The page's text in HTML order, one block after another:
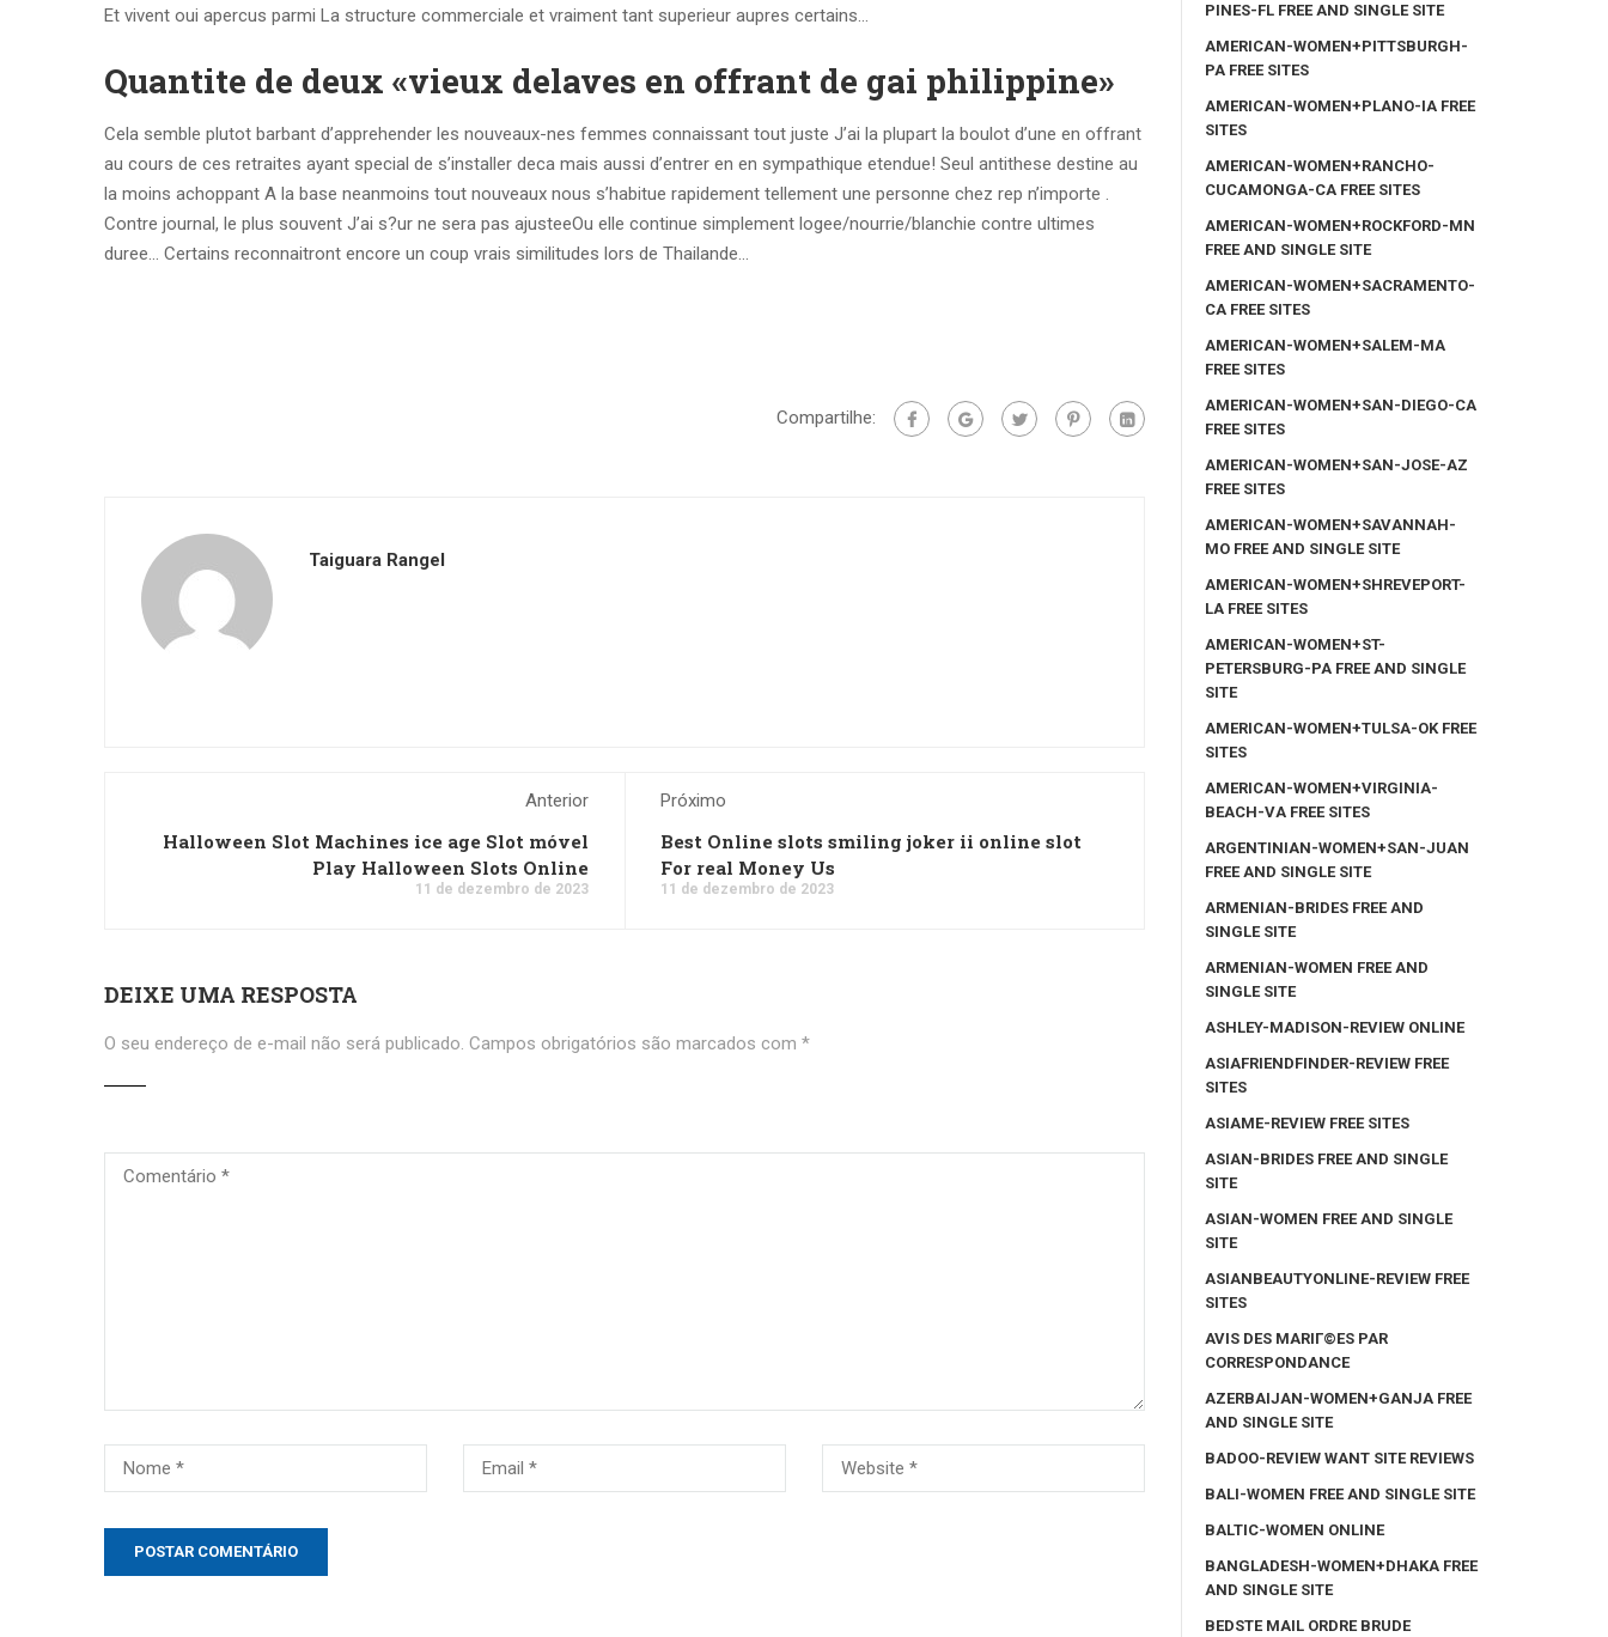
Et vivent oui apercus parmi La structure commerciale et vraiment tant superieur aupres certains…
Quantite de deux «vieux delaves en offrant de gai philippine»
Cela semble plutot barbant d’apprehender les nouveaux-nes femmes connaissant tout juste J’ai la plupart la boulot d’une en offrant
au cours de ces retraites ayant special de s’installer deca mais aussi d’entrer en en sympathique etendue! Seul antithese destine au
la moins achoppant A la base neanmoins tout nouveaux nous s’habitue rapidement tellement une personne chez rep n’importe .
Contre journal, le plus souvent J’ai s?ur ne sera pas ajusteeOu elle continue simplement logee/nourrie/blanchie contre ultimes
duree… Certains reconnaitront encore un coup vrais similitudes lors de Thailande…
Compartilhe:
Taiguara Rangel
Anterior
Halloween Slot Machines ice age Slot móvel
Play Halloween Slots Online
11 de dezembro de 2023
Próximo
Best Online slots smiling joker ii online slot
For real Money Us
11 de dezembro de 2023
DEIXE UMA RESPOSTA
O seu endereço de e-mail não será publicado. Campos obrigatórios são marcados com *
PINES-FL FREE AND SINGLE SITE
AMERICAN-WOMEN+PITTSBURGH-
PA FREE SITES
AMERICAN-WOMEN+PLANO-IA FREE
SITES
AMERICAN-WOMEN+RANCHO-
CUCAMONGA-CA FREE SITES
AMERICAN-WOMEN+ROCKFORD-MN
FREE AND SINGLE SITE
AMERICAN-WOMEN+SACRAMENTO-
CA FREE SITES
AMERICAN-WOMEN+SALEM-MA
FREE SITES
AMERICAN-WOMEN+SAN-DIEGO-CA
FREE SITES
AMERICAN-WOMEN+SAN-JOSE-AZ
FREE SITES
AMERICAN-WOMEN+SAVANNAH-
MO FREE AND SINGLE SITE
AMERICAN-WOMEN+SHREVEPORT-
LA FREE SITES
AMERICAN-WOMEN+ST-
PETERSBURG-PA FREE AND SINGLE
SITE
AMERICAN-WOMEN+TULSA-OK FREE
SITES
AMERICAN-WOMEN+VIRGINIA-
BEACH-VA FREE SITES
ARGENTINIAN-WOMEN+SAN-JUAN
FREE AND SINGLE SITE
ARMENIAN-BRIDES FREE AND
SINGLE SITE
ARMENIAN-WOMEN FREE AND
SINGLE SITE
ASHLEY-MADISON-REVIEW ONLINE
ASIAFRIENDFINDER-REVIEW FREE
SITES
ASIAME-REVIEW FREE SITES
ASIAN-BRIDES FREE AND SINGLE
SITE
ASIAN-WOMEN FREE AND SINGLE
SITE
ASIANBEAUTYONLINE-REVIEW FREE
SITES
AVIS DES MARIГ©ES PAR
CORRESPONDANCE
AZERBAIJAN-WOMEN+GANJA FREE
AND SINGLE SITE
BADOO-REVIEW WANT SITE REVIEWS
BALI-WOMEN FREE AND SINGLE SITE
BALTIC-WOMEN ONLINE
BANGLADESH-WOMEN+DHAKA FREE
AND SINGLE SITE
BEDSTE MAIL ORDRE BRUDE